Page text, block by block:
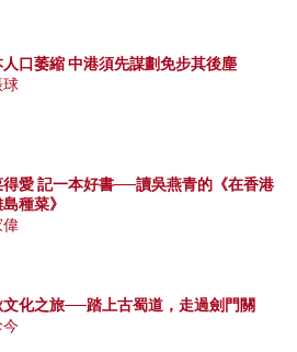
人口萎縮 中港須先謀劃免步其後塵
球
得愛 記一本好書──讀吳燕青的《在香港
種菜》
偉
文化之旅──踏上古蜀道，走過劍門關
今